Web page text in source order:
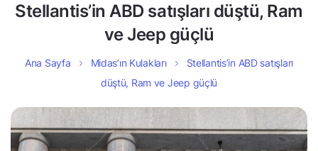
Stellantis’in ABD satışları düştü, Ram
ve Jeep güçlü
Ana Sayfa Midas’ın Kulakları
Stellantis’in ABD satışları
düştü, Ram ve Jeep güçlü